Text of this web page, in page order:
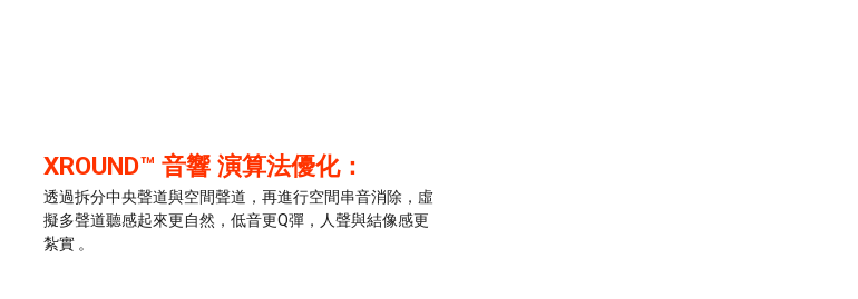
XROUND™ 音響 演算法優化：
透過拆分中央聲道與空間聲道，再進行空間串音消除，虛
擬多聲道聽感起來更自然，低音更Q彈，人聲與結像感更
紮實 。